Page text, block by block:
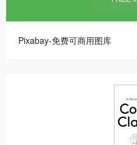
Pixabay-免费可商用图库